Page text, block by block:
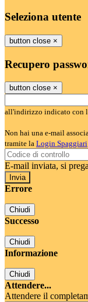
Seleziona utente
button close ×
Recupero
button close ×
all'indirizzo indicato con
Non hai una e-mail
tramite la Login Spaggiari
E-mail inviata, si
Errore
Chiudi
Successo
Chiudi
Informazione
Chiudi
Attendere...
Attendere il